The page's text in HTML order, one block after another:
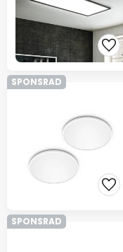
SPONSRAD
SPONSRAD